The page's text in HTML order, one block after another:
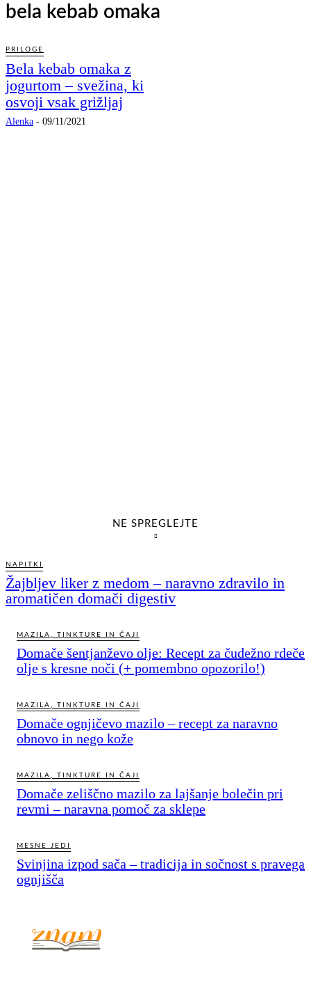
bela kebab omaka
PRILOGE
Bela kebab omaka z
jogurtom – svežina, ki
osvoji vsak grižljaj
Alenka - 09/11/2021
NE SPREGLEJTE
NAPITKI
Žajbljev liker z medom – naravno zdravilo in
aromatičen domači digestiv
MAZILA, TINKTURE IN ČAJI
Domače šentjanževo olje: Recept za čudežno rdeče
olje s kresne noči (+ pomembno opozorilo!)
MAZILA, TINKTURE IN ČAJI
Domače ognjičevo mazilo – recept za naravno
obnovo in nego kože
MAZILA, TINKTURE IN ČAJI
Domače zeliščno mazilo za lajšanje bolečin pri
revmi – naravna pomoč za sklepe
MESNE JEDI
Svinjina izpod sača – tradicija in sočnost s pravega
ognjišča